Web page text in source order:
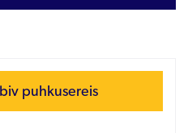
puhkusereis